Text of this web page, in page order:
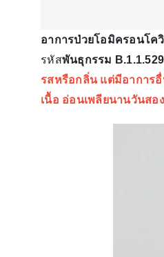
อาการป่วยโอมิครอนโค
รหัสพันธุกรรม B.1.1.529
รสหรือกลิ่น แต่มีอาการ
เนื้อ อ่อนเพลียนานวันสอ